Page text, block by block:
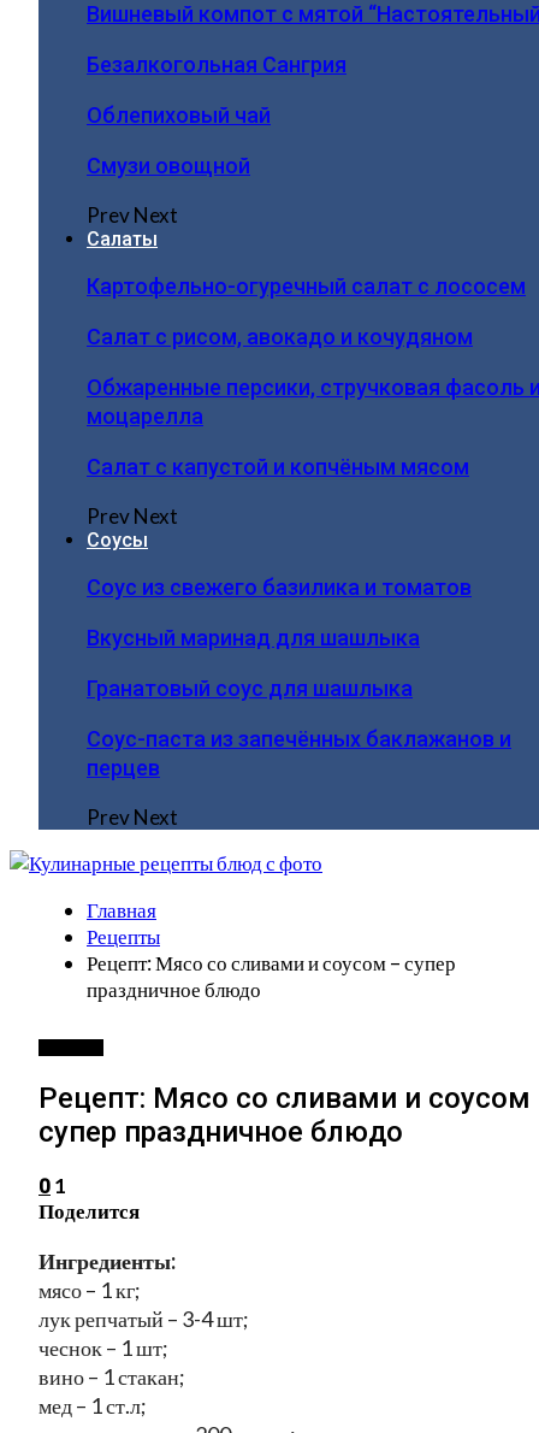
Вишневый компот с мятой
Безалкогольная Сангрия
Облепиховый чай
Смузи овощной
PrevNext
Салаты
Картофельно-огуречный салат с лососем
Салат с рисом, авокадо и кочудяном
Обжаренные персики, стручковая фасоль
моцарелла
Салат с капустой и копчёным мясом
PrevNext
Соусы
Соус из свежего базилика и томатов
Вкусный маринад для шашлыка
Гранатовый соус для шашлыка
Соус-паста из запечённых баклажанов и
перцев
PrevNext
Главная
Рецепты
Рецепт: Мясо со сливами и соусом – супер
праздничное блюдо
Рецепт: Мясо со сливами и соусом
супер праздничное блюдо
0 1
Поделится
Ингредиенты:
мясо – 1 кг;
лук репчатый – 3-4 шт;
чеснок – 1 шт;
вино – 1 стакан;
мед – 1 ст.л;